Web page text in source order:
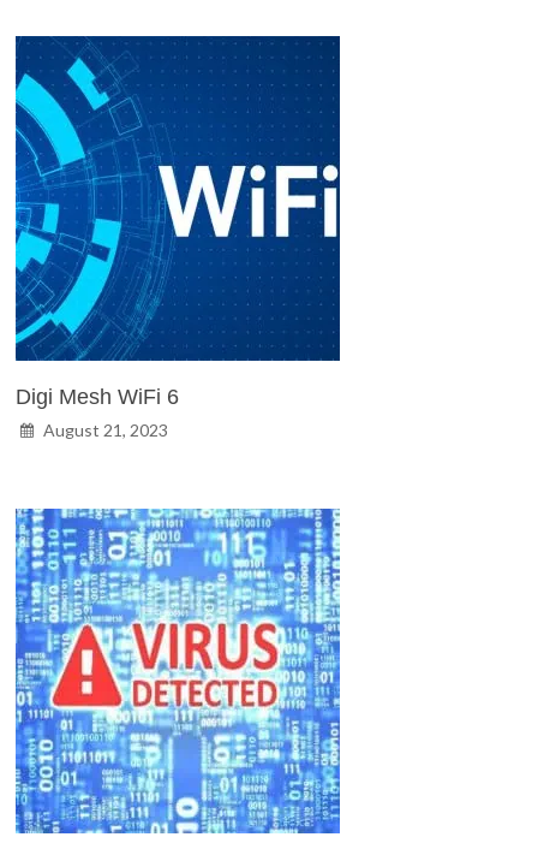
Digi Mesh WiFi 6
August 21, 2023